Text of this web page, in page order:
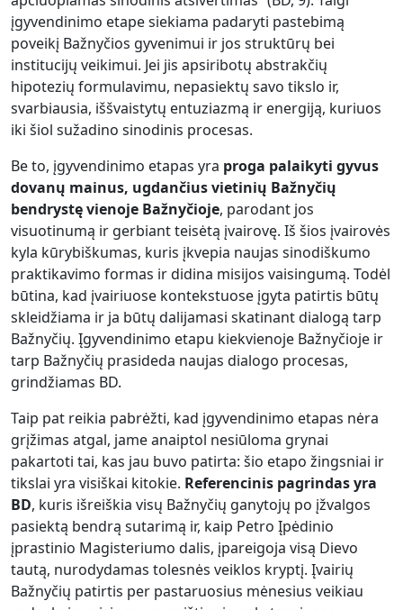
įgyvendinimo etape siekiama padaryti pastebimą
poveikį Bažnyčios gyvenimui ir jos struktūrų bei
institucijų veikimui. Jei jis apsiribotų abstrakčių
hipotezių formulavimu, nepasiektų savo tikslo ir,
svarbiausia, iššvaistytų entuziazmą ir energiją, kuriuos
iki šiol sužadino sinodinis procesas.
Be to, įgyvendinimo etapas yra proga palaikyti gyvus
dovanų mainus, ugdančius vietinių Bažnyčių
bendrystę vienoje Bažnyčioje, parodant jos
visuotinumą ir gerbiant teisėtą įvairovę. Iš šios įvairovės
kyla kūrybiškumas, kuris įkvepia naujas sinodiškumo
praktikavimo formas ir didina misijos vaisingumą. Todėl
būtina, kad įvairiuose kontekstuose įgyta patirtis būtų
skleidžiama ir ja būtų dalijamasi skatinant dialogą tarp
Bažnyčių. Įgyvendinimo etapu kiekvienoje Bažnyčioje ir
tarp Bažnyčių prasideda naujas dialogo procesas,
grindžiamas BD.
Taip pat reikia pabrėžti, kad įgyvendinimo etapas nėra
grįžimas atgal, jame anaiptol nesiūloma grynai
pakartoti tai, kas jau buvo patirta: šio etapo žingsniai ir
tikslai yra visiškai kitokie. Referencinis pagrindas yra
BD, kuris išreiškia visų Bažnyčių ganytojų po įžvalgos
pasiektą bendrą sutarimą ir, kaip Petro Įpėdinio
įprastinio Magisteriumo dalis, įpareigoja visą Dievo
tautą, nurodydamas tolesnės veiklos kryptį. Įvairių
Bažnyčių patirtis per pastaruosius mėnesius veikiau